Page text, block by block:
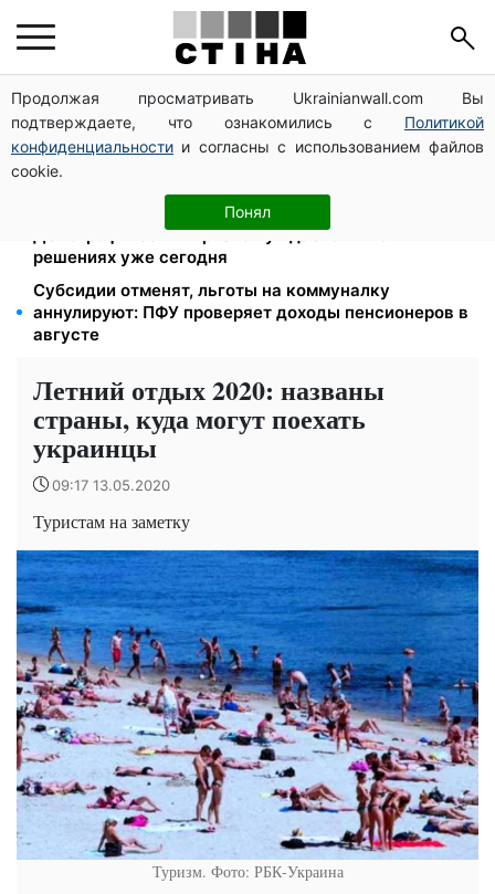
Продолжая просматривать Ukrainianwall.com Вы
подтверждаете, что ознакомились с Политикой
конфиденциальности и согласны с использованием файлов
cookie.
Понял
Работаете полный день — получайте єЯсла: ПФУ
объяснил условия помощи на ребенка 1-3 года
113 млрд грн задолжали украинцы за коммуналку:
830 тысяч производств в реестре должников
Директор ДОЗ Киева Татьяна Мостепан:
Демографический кризис нуждается в новых
решениях уже сегодня
Субсидии отменят, льготы на коммуналку
аннулируют: ПФУ проверяет доходы пенсионеров в
августе
Летний отдых 2020: названы
страны, куда могут поехать
украинцы
09:17 13.05.2020
Туристам на заметку
Туризм. Фото: РБК-Украина